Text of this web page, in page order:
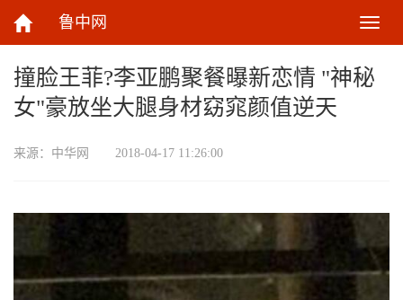
鲁中网
切
换
航
撞脸王菲?李亚鹏聚餐曝新恋情 "神秘
女"豪放坐大腿身材窈窕颜值逆天
来源： 中华网 2018-04-17 11:26:00